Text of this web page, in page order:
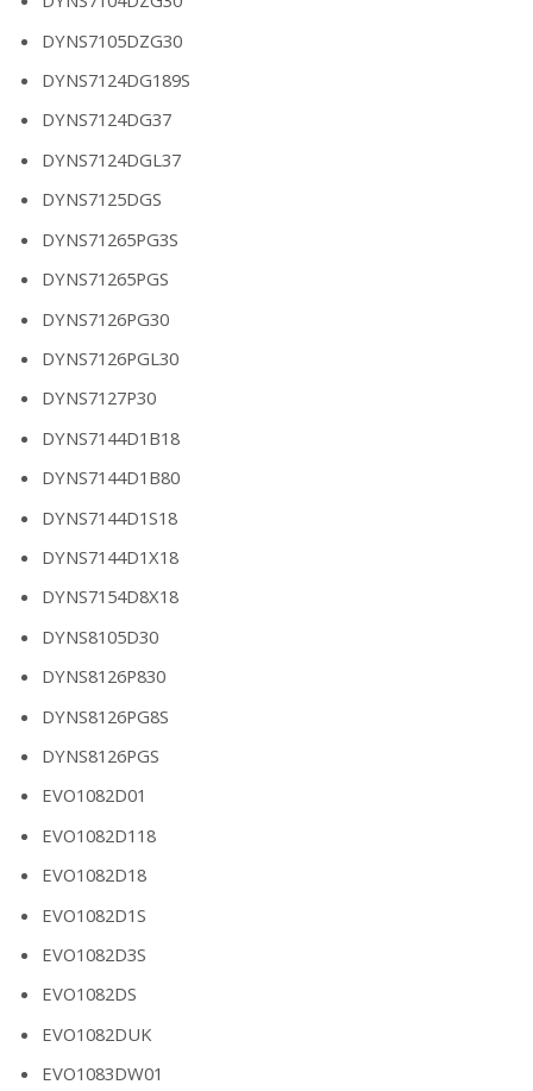
DYNS7105DZG30
DYNS7124DG189S
DYNS7124DG37
DYNS7124DGL37
DYNS7125DGS
DYNS71265PG3S
DYNS71265PGS
DYNS7126PG30
DYNS7126PGL30
DYNS7127P30
DYNS7144D1B18
DYNS7144D1B80
DYNS7144D1S18
DYNS7144D1X18
DYNS7154D8X18
DYNS8105D30
DYNS8126P830
DYNS8126PG8S
DYNS8126PGS
EVO1082D01
EVO1082D118
EVO1082D18
EVO1082D1S
EVO1082D3S
EVO1082DS
EVO1082DUK
EVO1083DW01